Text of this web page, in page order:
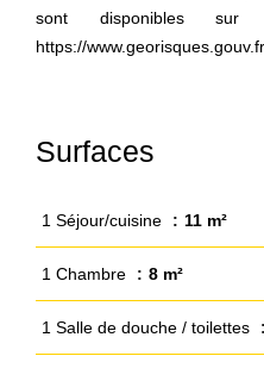
sont disponibles
https://www.georisques.gouv.fr
Surfaces
1 Séjour/cuisine 11 m²
1 Chambre 8 m²
1 Salle de douche / toilettes